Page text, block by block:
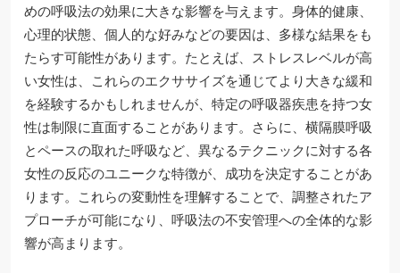
めの呼吸法の効果に大きな影響を与えます。身体的健康、
心理的状態、個人的な好みなどの要因は、多様な結果をも
たらす可能性があります。たとえば、ストレスレベルが高
い女性は、これらのエクササイズを通じてより大きな緩和
を経験するかもしれませんが、特定の呼吸器疾患を持つ女
性は制限に直面することがあります。さらに、横隔膜呼吸
とペースの取れた呼吸など、異なるテクニックに対する各
女性の反応のユニークな特徴が、成功を決定することがあ
ります。これらの変動性を理解することで、調整されたア
プローチが可能になり、呼吸法の不安管理への全体的な影
響が高まります。